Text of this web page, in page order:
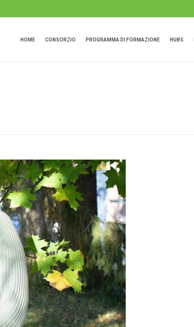
HOME CONSORZIO PROGRAMMA DI FORMAZIONE HUBS